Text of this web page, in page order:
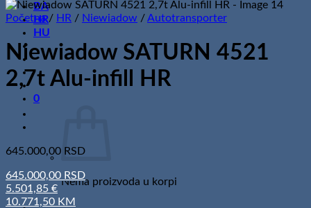
BA
HR
HU
0
Nema proizvoda u korpi
Početna / HR / Niewiadow /Autotransporter
Niewiadow SATURN 4521
2,7t Alu-infill HR
645.000,00 RSD
645.000,00 RSD
5.501,85 €
10.771,50 KM